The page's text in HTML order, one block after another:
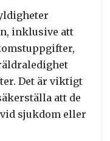
inklusive att
Det är viktigt
att de
sjukdom eller